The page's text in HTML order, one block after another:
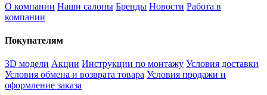
О компании Наши салоны Бренды Новости Работа в
компании
Покупателям
3D модели Акции Инструкции по монтажу Условия доставки
Условия обмена и возврата товара Условия продажи и
оформление заказа